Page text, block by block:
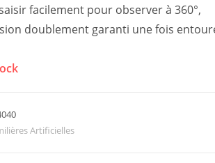
facilement pour observer à 360°,
doublement garanti une fois
Artificielles